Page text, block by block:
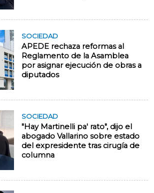
SOCIEDAD
APEDE rechaza reformas al
Reglamento de la Asamblea
por asignar ejecución de obras a
diputados
SOCIEDAD
"Hay Martinelli pa' rato", dijo el
abogado Vallarino sobre estado
del expresidente tras cirugía de
columna